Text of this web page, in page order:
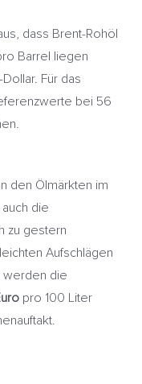
dass Brent-Rohöl
Barrel liegen
Für das
bei 56
den Ölmärkten im
die
zu gestern
Aufschlägen
werden die
pro 100 Liter